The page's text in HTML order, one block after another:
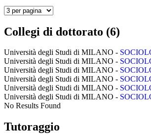
Collegi di dottorato (6)
Università degli Studi di MILANO -
Università degli Studi di MILANO -
Università degli Studi di MILANO -
Università degli Studi di MILANO -
Università degli Studi di MILANO -
Università degli Studi di MILANO -
No Results Found
Tutoraggio